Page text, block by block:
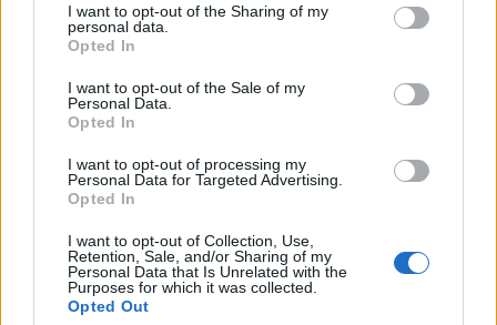
I want to opt-out of the Sharing of my
personal data.
Opted In
I want to opt-out of the Sale of my
Personal Data.
Opted In
I want to opt-out of processing my
Personal Data for Targeted Advertising.
Opted In
I want to opt-out of Collection, Use,
Retention, Sale, and/or Sharing of my
Personal Data that Is Unrelated with the
Purposes for which it was collected.
Opted Out
Jestem naprawdę szczęśliwy i dumny, że mogę
reprezentować HellRaisers, są tutaj świetni ludzie i już
nie mogę się doczekać tego, co przyniesie przyszłość
stwierdził w oświadczeniu rifler z Jordanii. –Dzięki
ciężkiej pracy moje marzenia się ziściły, zamierzam
więc pracować jeszcze ciężej, by potwierdzić moje
umiejętności. Jestem pewny, że razem uda nam się
wejść na sam szczyt i tylko czekam aż będziemy mogli
kontynuować naszą drogę– dodał.
W tej sytuacji skład HellRaisers prezentuje się
następująco: